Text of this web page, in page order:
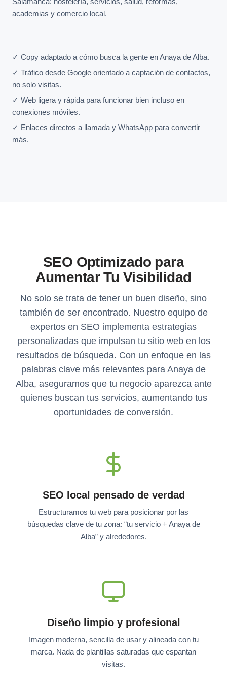
academias y comercio local.
✓ Copy adaptado a cómo busca la gente en Anaya de Alba.
✓ Tráfico desde Google orientado a captación de contactos,
no solo visitas.
✓ Web ligera y rápida para funcionar bien incluso en
conexiones móviles.
✓ Enlaces directos a llamada y WhatsApp para convertir
más.
SEO Optimizado para
Aumentar Tu Visibilidad
No solo se trata de tener un buen diseño, sino
también de ser encontrado. Nuestro equipo de
expertos en SEO implementa estrategias
personalizadas que impulsan tu sitio web en los
resultados de búsqueda. Con un enfoque en las
palabras clave más relevantes para Anaya de
Alba, aseguramos que tu negocio aparezca ante
quienes buscan tus servicios, aumentando tus
oportunidades de conversión.
SEO local pensado de verdad
Estructuramos tu web para posicionar por las
búsquedas clave de tu zona: “tu servicio + Anaya de
Alba” y alrededores.
Diseño limpio y profesional
Imagen moderna, sencilla de usar y alineada con tu
marca. Nada de plantillas saturadas que espantan
visitas.